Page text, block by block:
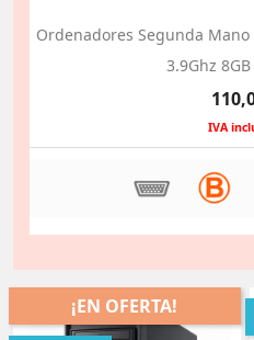
Ordenadores Segunda Mano
3.9Ghz
IVA
¡EN OFERTA!